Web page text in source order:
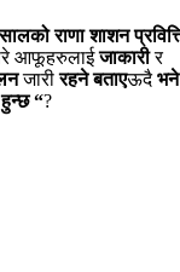
सालको राणा शाशन
आफूहरुलाईजाकारीर
जारीरहने बताएऊदैभने
“?